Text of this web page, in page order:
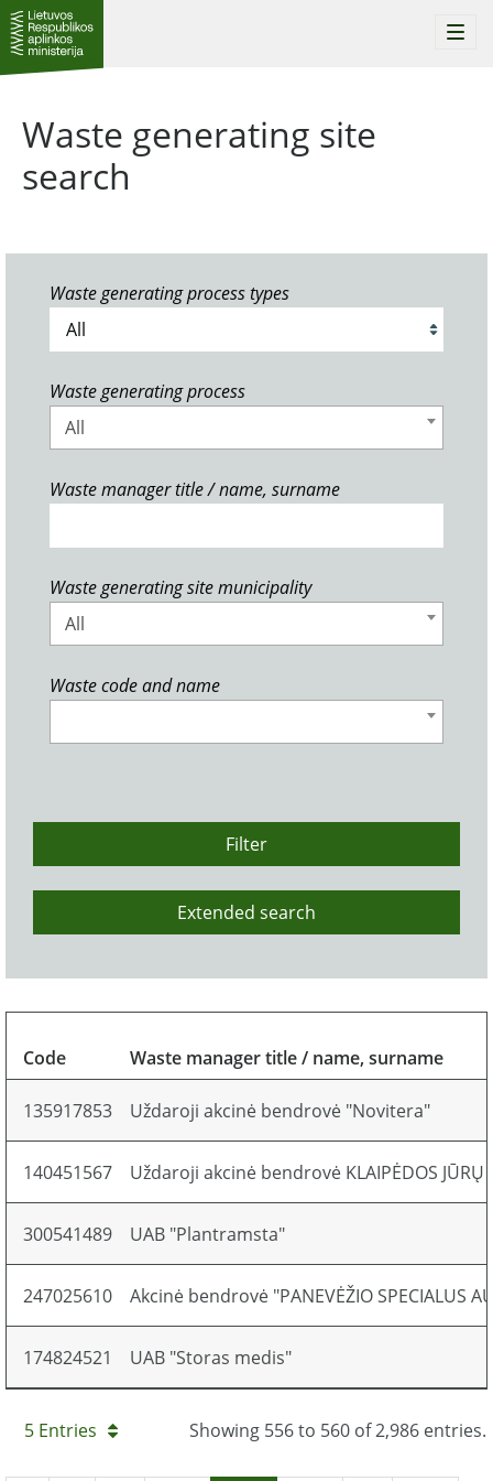
Waste generating site
search
Waste generating process types
Waste generating process
All
Waste manager title / name, surname
Waste generating site municipality
All
Waste code and name
Filter
Extended search
Code Waste manager title / name, surname
135917853 Uždaroji akcinė bendrovė "Novitera"
140451567 Uždaroji akcinė bendrovė KLAIPĖDOS JŪRŲ
300541489 UAB "Plantramsta"
247025610 Akcinė bendrovė "PANEVĖŽIO SPECIALUS
174824521 UAB "Storas medis"
5 Entries Showing 556 to 560 of 2,986 entries.